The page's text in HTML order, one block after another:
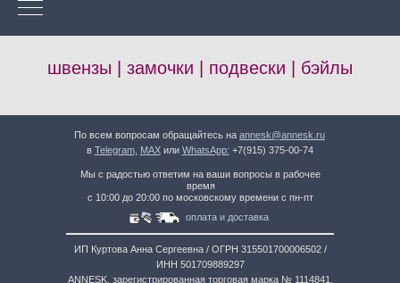
швензы | замочки | подвески | бэйлы
По всем вопросам обращайтесь на annesk@annesk.ru
в Telegram, MAX или WhatsApp: +7(915) 375-00-74
Мы с радостью ответим на ваши вопросы в рабочее
время
с 10:00 до 20:00 по московскому времени с пн-пт
ИП Куртова Анна Сергеевна / ОГРН 315501700006502 /
ИНН 501709889297
ANNESK, зарегистрированная торговая марка № 1114841.
оплата и доставка